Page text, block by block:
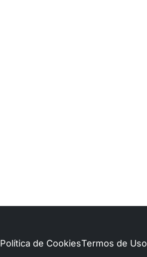
Política de CookiesTermos de Uso